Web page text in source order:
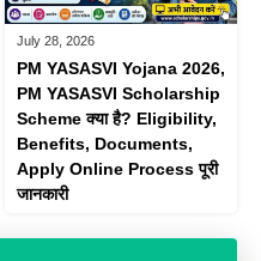
July 28, 2026
PM YASASVI Yojana 2026,
PM YASASVI Scholarship
Scheme क्या है? Eligibility,
Benefits, Documents,
Apply Online Process पूरी
जानकारी